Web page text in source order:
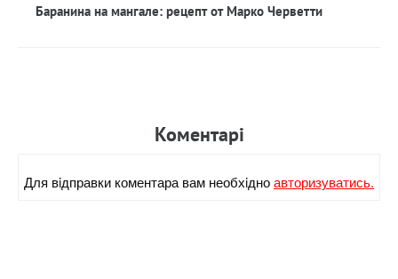
Баранина на мангале: рецепт от Марко Черветти
Коментарi
Для вiдправки коментара вам необхiдноавторизуватись.